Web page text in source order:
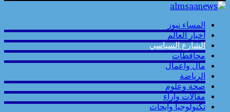
المساء نيوز
أخبار العالم
الشارع السياسي
محافطات
مال واعمال
الرياضة
صحة وعلوم
مقالات وارآء
تكنولوجيا وابحاث